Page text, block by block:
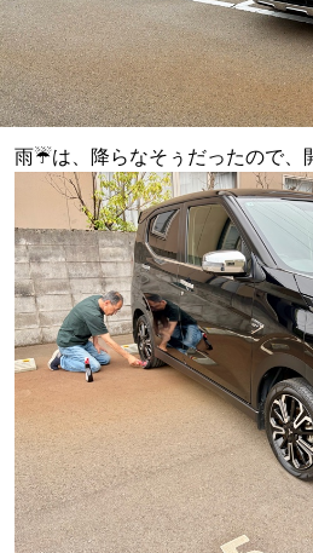
雨☔は、降らなそぅだったので、